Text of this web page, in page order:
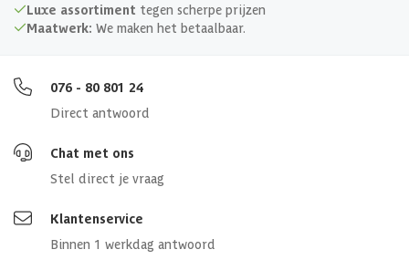
Luxe assortiment tegen scherpe prijzen
Maatwerk: We maken het betaalbaar.
076 - 80 801 24
Direct antwoord
Chat met ons
Stel direct je vraag
Klantenservice
Binnen 1 werkdag antwoord